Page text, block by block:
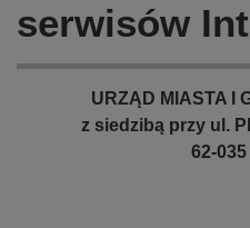
a
serwisów
URZĄD MIASTA I
z siedzibą przy ul.
62-